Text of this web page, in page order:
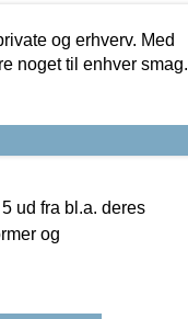
og erhverv. Med
noget til enhver smag.
ud fra bl.a. deres
og